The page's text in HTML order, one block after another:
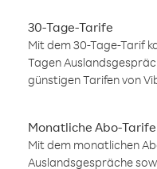
30-Tage-Tarife
Mit dem 30-Tage-Tarif
Tagen
günstigen Tarifen von
Monatliche Abo-Tarife
Mit dem monatlichen
Auslandsgespräche